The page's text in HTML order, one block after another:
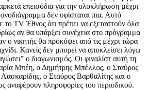
επεισόδια για την ολοκλήρωση μέχρι
δεν υφίσταται πια. Αυτό
TV Έθνος ότι πρέπει να εξεταστούν όλα
αν θα υπάρξει συνέχεια στο πρόγραμμα
ο νικητής θα προκύψει από τις μέχρι τώρα
Κανείς δεν μπορεί να αποκλείσει λόγω
ο διαγωνισμός. Οι φιναλίστ αυτή τη
Μπέη, ο Δημήτρης Μπέλλος, ο Σταύρος
ο Σταύρος Βαρθαλίτης και ο
αναφέρουν πληροφορίες του περιοδικού.